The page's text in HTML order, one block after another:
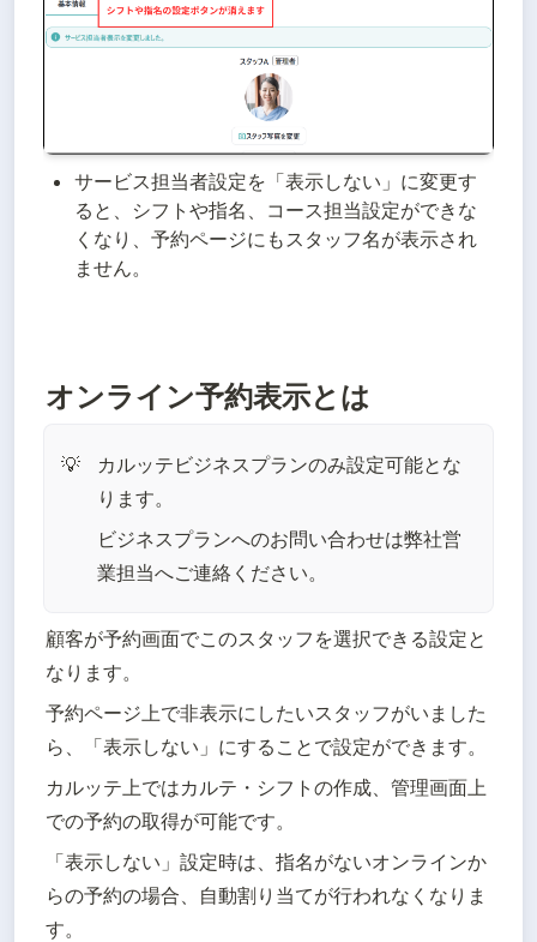
サービス担当者設定を「表示しない」に変更す
ると、シフトや指名、コース担当設定ができな
くなり、予約ページにもスタッフ名が表示され
ません。
オンライン予約表示とは
💡
カルッテビジネスプランのみ設定可能とな
ります。
ビジネスプランへのお問い合わせは弊社営
業担当へご連絡ください。
顧客が予約画面でこのスタッフを選択できる設定と
なります。
予約ページ上で非表示にしたいスタッフがいました
ら、「表示しない」にすることで設定ができます。
カルッテ上ではカルテ・シフトの作成、管理画面上
での予約の取得が可能です。
「表示しない」設定時は、指名がないオンラインか
らの予約の場合、自動割り当てが行われなくなりま
す。